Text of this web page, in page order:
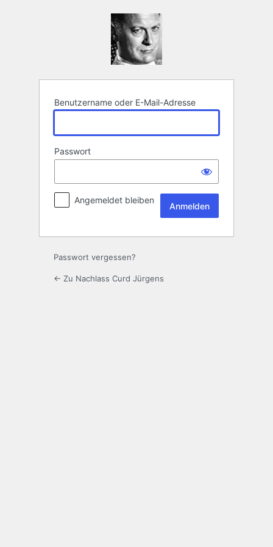
Benutzername oder E-Mail-Adresse
Passwort
Angemeldet bleiben
Passwort vergessen?
← Zu Nachlass Curd Jürgens